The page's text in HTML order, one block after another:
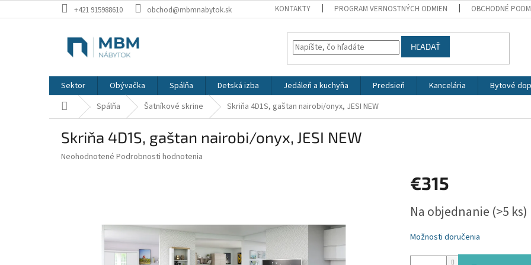
na
+421 915988610 obchod@mbmnabytok.sk KONTAKTY PROGRAM VERNOSTNÝCH ODMIEN OBCHODNÉ
HĽADAŤ
Sektor Obývačka Spálňa Detská izba Jedáleň a kuchyňa Predsieň Kancelária Bytové
DomovSpálňa Šatníkové skrine Skriňa 4D1S, gaštan nairobi/onyx, JESI NEW
Skriňa 4D1S, gaštan nairobi/onyx, JESI NEW
Priemerné
Neohodnotené Podrobnosti hodnotenia
€315
cena:
Na objednanie (>5 ks)
Možnosti doručenia